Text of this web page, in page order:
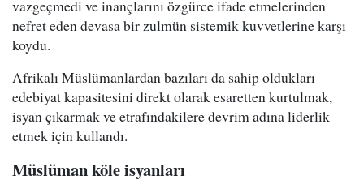
vazgeçmedi ve inançlarını özgürce ifade etmelerinden
nefret eden devasa bir zulmün sistemik kuvvetlerine karşı
koydu.
Afrikalı Müslümanlardan bazıları da sahip oldukları
edebiyat kapasitesini direkt olarak esaretten kurtulmak,
isyan çıkarmak ve etrafındakilere devrim adına liderlik
etmek için kullandı.
Müslüman köle isyanları